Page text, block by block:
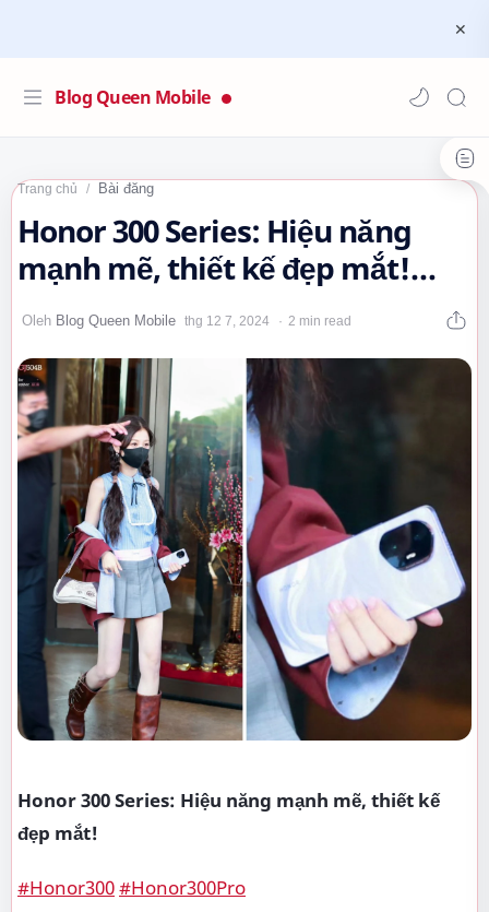
Blog Queen Mobile
Trang chủ Bài đăng
Honor 300 Series: Hiệu năng
mạnh mẽ, thiết kế đẹp mắt!…
2 min read
Honor 300 Series: Hiệu năng mạnh mẽ, thiết kế
đẹp mắt!
#Honor300#Honor300Pro